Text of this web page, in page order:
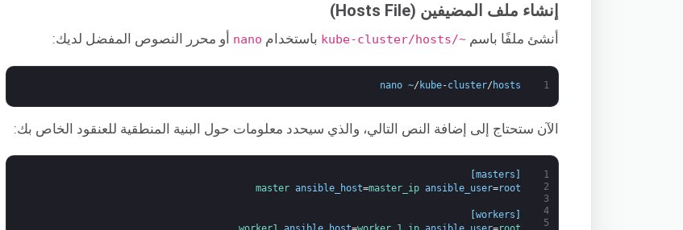
إنشاء ملف المضيفين (Hosts File)
أنشئ ملفًا باسم~/kube-cluster/hosts باستخدام nano أو محرر النصوص المفضل لديك:
1
nano ~/ kube-cluster/ hosts
الآن ستحتاج إلى إضافة النص التالي، والذي سيحدد معلومات حول البنية المنطقية للعنقود الخاص بك:
1
2
3
4
5
masters
]
master ansible_host=master_ip ansible_user=root
workers
]